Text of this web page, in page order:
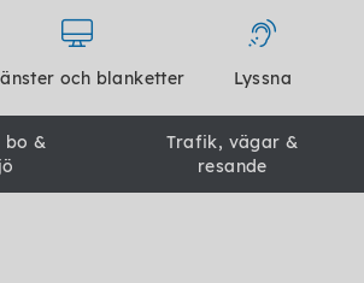
och blanketter Lyssna
bo &
Trafik, vägar &
resande